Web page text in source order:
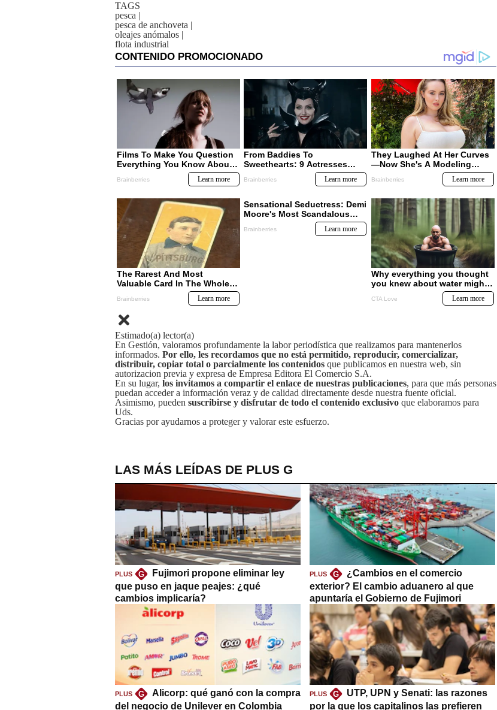
TAGS
pesca |
pesca de anchoveta |
oleajes anómalos |
flota industrial
Estimado(a) lector(a)
En Gestión, valoramos profundamente la labor periodística que realizamos para mantenerlos
informados. Por ello, les recordamos que no está permitido, reproducir, comercializar,
distribuir, copiar total o parcialmente los contenidos que publicamos en nuestra web, sin
autorizacion previa y expresa de Empresa Editora El Comercio S.A.
En su lugar, los invitamos a compartir el enlace de nuestras publicaciones, para que más personas
puedan acceder a información veraz y de calidad directamente desde nuestra fuente oficial.
Asimismo, pueden suscribirse y disfrutar de todo el contenido exclusivo que elaboramos para
Uds.
Gracias por ayudarnos a proteger y valorar este esfuerzo.
LAS MÁS LEÍDAS DE PLUS G
PLUS G
Fujimori propone eliminar ley
que puso en jaque peajes: ¿qué
cambios implicaría?
PLUS G
¿Cambios en el comercio
exterior? El cambio aduanero al que
apuntaría el Gobierno de Fujimori
PLUS G
Alicorp: qué ganó con la compra
del negocio de Unilever en Colombia
PLUS G
UTP, UPN y Senati: las razones
por la que los capitalinos las prefieren